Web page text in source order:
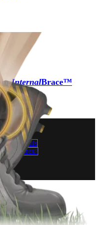
InternalBrace™
na Arthrex?